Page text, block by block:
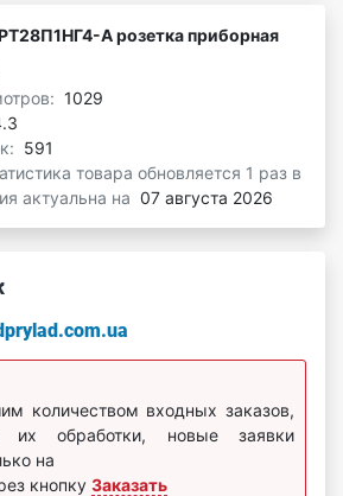
А розетка приборная
1029
591
товара обновляется 1 раз в
актуальна на 07 августа 2026
количеством входных заказов,
их обработки, новые заявки
на
кнопку Заказать